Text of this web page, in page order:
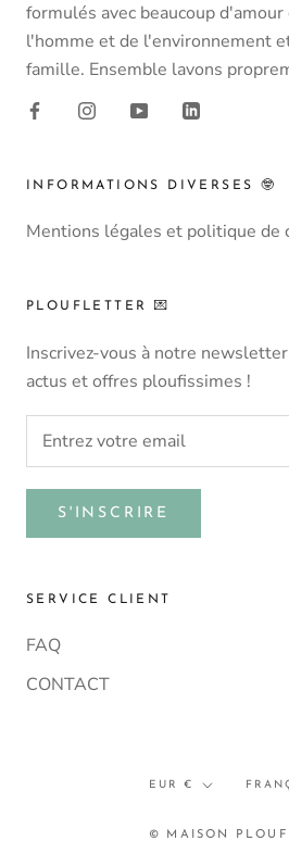
formulés avec beaucoup
l'homme et de l'environnement
famille. Ensemble lavons
INFORMATIONS DIVERSES 🤓
Mentions légales et politique de
PLOUFLETTER 💌
Inscrivez-vous à notre
actus et offres ploufissimes !
S'INSCRIRE
SERVICE CLIENT
FAQ
CONTACT
Devise
EUR €
© MAISON PLOUF